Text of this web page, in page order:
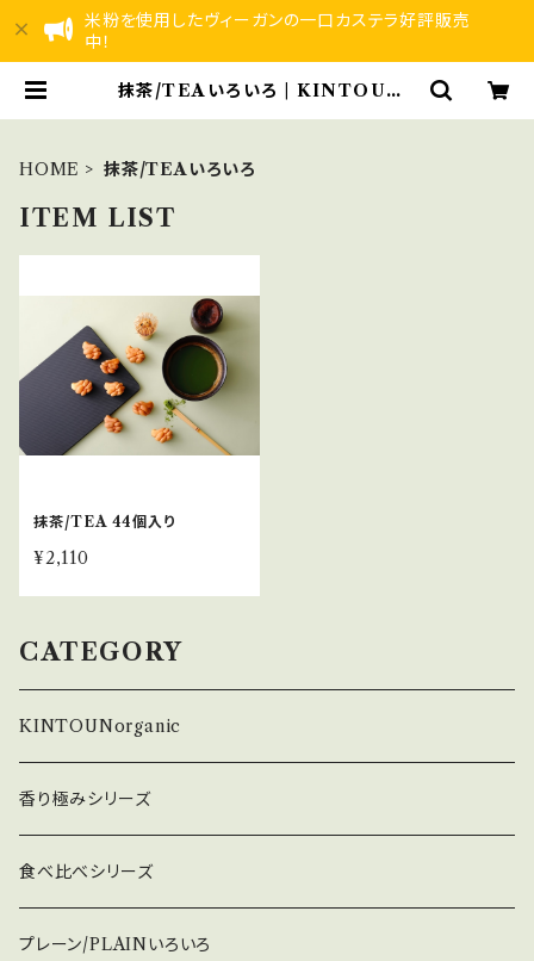
米粉を使用したヴィーガンの一口カステラ好評販売
中！
抹茶/TEAいろいろ | KINTOUNb
HOME
抹茶/TEAいろいろ
ITEM LIST
抹茶/TEA 44個入り
¥2,110
CATEGORY
KINTOUNorganic
香り極みシリーズ
食べ比べシリーズ
プレーン/PLAINいろいろ